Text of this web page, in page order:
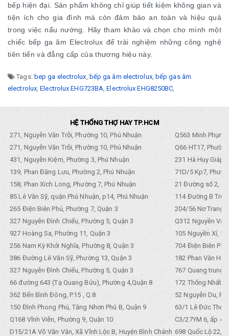
bếp hiện đại. Sản phẩm không chỉ giúp tiết kiệm không gian và
tiện ích cho gia đình mà còn đảm bảo an toàn và hiệu quả
trong việc nấu nướng. Hãy tham khảo và chọn cho mình một
chiếc bếp ga âm Electrolux để trải nghiệm những công nghệ
tiên tiến và đẳng cấp của thương hiệu này.
Tags: bep ga electrolux bếp ga âm electrolux, bếp gas âm
electrolux ,Electrolux EHG723BA ,Electrolux EHG8250BC
HỆ THỐNG THỢ HAY TP.HCM
271, Nguyễn Văn Trỗi, Phường 10, Phú Nhuận
Q563 Minh
271, Nguyễn Văn Trỗi, Phường 10, Phú Nhuận
Q66 HT17,
431, Nguyễn Kiệm, Phường 3, Phú Nhuận
231 Hà Huy Giáp,
139, Phan Đăng Lưu, Phường 2, Phú Nhuận
71D/5 Kp7,
158, Phan Xích Long, Phường 7, Phú Nhuận
21 Đường số 2,
85 Lê Văn Sỹ, quận Phú Nhuận, p14, Phú Nhuận
114 Đường B
265 Điện Biên Phủ, Phường 7, Quận 3
204/56 Nơ Trang
327 Nguyễn Đình Chiểu, Phường 5, Quận 3
Q312 Nguyền
927 Hoàng Sa, Phường 11, Quận 3
105 Nguyền Xí,
256 Nam Kỳ Khởi Nghĩa, Phường 8, Quận 3
704 Điện Biên
386 Đường Lê Văn Sỹ, Phường 13, Quận 3
182 Phan Văn
327 Nguyễn Đình Chiểu, Phường 5, Quận 3
767 Quang trung,
66 đường 643 (Tạ Quang Bửu), Phường 4,Quận 8
172 Thống Nhất.
362 Bến Bình Đông, P.15 , Q.8
52 Nguyễn Du,
150 Đình Phong Phú, Tăng Nhơn Phú B, Quận 9
63/1 Lê Đức Thọ,
Q168 Vĩnh Viễn, Phường 9, Quận 10
C3/27YM 6, ấp 4,
D15/21A Võ Văn Vân, Xã Vĩnh Lộc B, Huyện Bình Chánh 698 Quốc Lộ 22,